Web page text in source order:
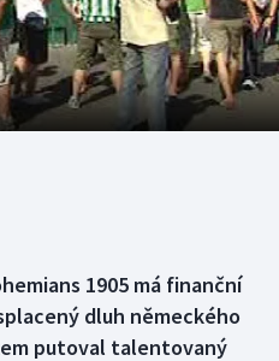
1905 má finanční
dluh německého
putoval talentovaný